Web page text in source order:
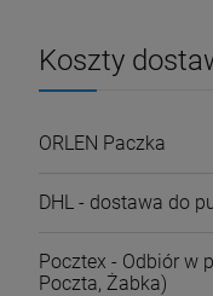
Koszty
Cena nie zawiera
ORLEN Paczka
DHL - dostawa do
Pocztex - Odbiór w
Poczta, Żabka)